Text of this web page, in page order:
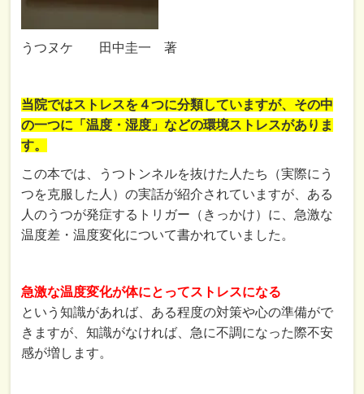
うつヌケ 田中圭一 著
当院ではストレスを４つに分類していますが、その中
の一つに「温度・湿度」などの環境ストレスがありま
す。
この本では、うつトンネルを抜けた人たち（実際にう
つを克服した人）の実話が紹介されていますが、ある
人のうつが発症するトリガー（きっかけ）に、急激な
温度差・温度変化について書かれていました。
急激な温度変化が体にとってストレスになる
という知識があれば、ある程度の対策や心の準備がで
きますが、知識がなければ、急に不調になった際不安
感が増します。